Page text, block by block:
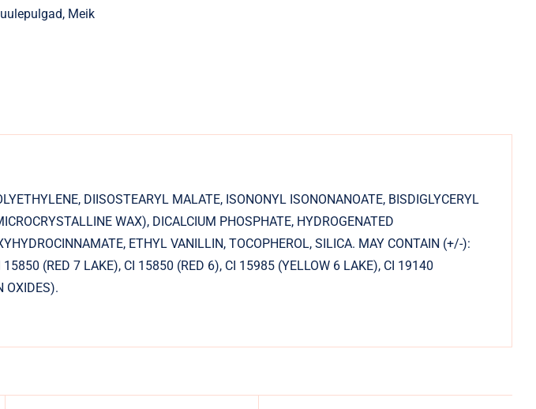
, Meik
DIISOSTEARYL MALATE, ISONONYL ISONONANOATE, BISDIGLYCERYL
WAX), DICALCIUM PHOSPHATE, HYDROGENATED
ETHYL VANILLIN, TOCOPHEROL, SILICA. MAY CONTAIN (+/-):
(RED 7 LAKE), CI 15850 (RED 6), CI 15985 (YELLOW 6 LAKE), CI 19140
OXIDES).